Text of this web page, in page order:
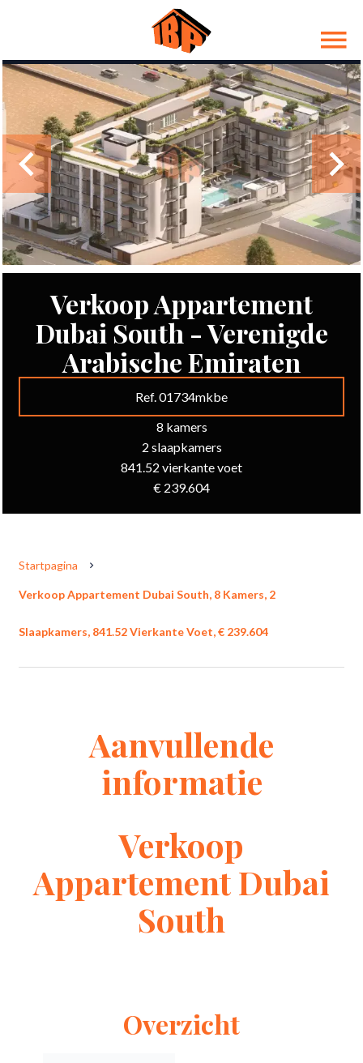
Verkoop Appartement
Dubai South - Verenigde
Arabische Emiraten
Ref. 01734mkbe
8 kamers
2 slaapkamers
841.52 vierkante voet
€ 239.604
Startpagina
Verkoop Appartement Dubai South, 8 Kamers, 2
Slaapkamers, 841.52 Vierkante Voet, € 239.604
Aanvullende
informatie
Verkoop
Appartement Dubai
South
Overzicht